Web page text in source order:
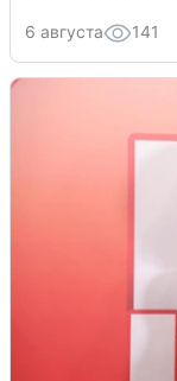
6 августа 141